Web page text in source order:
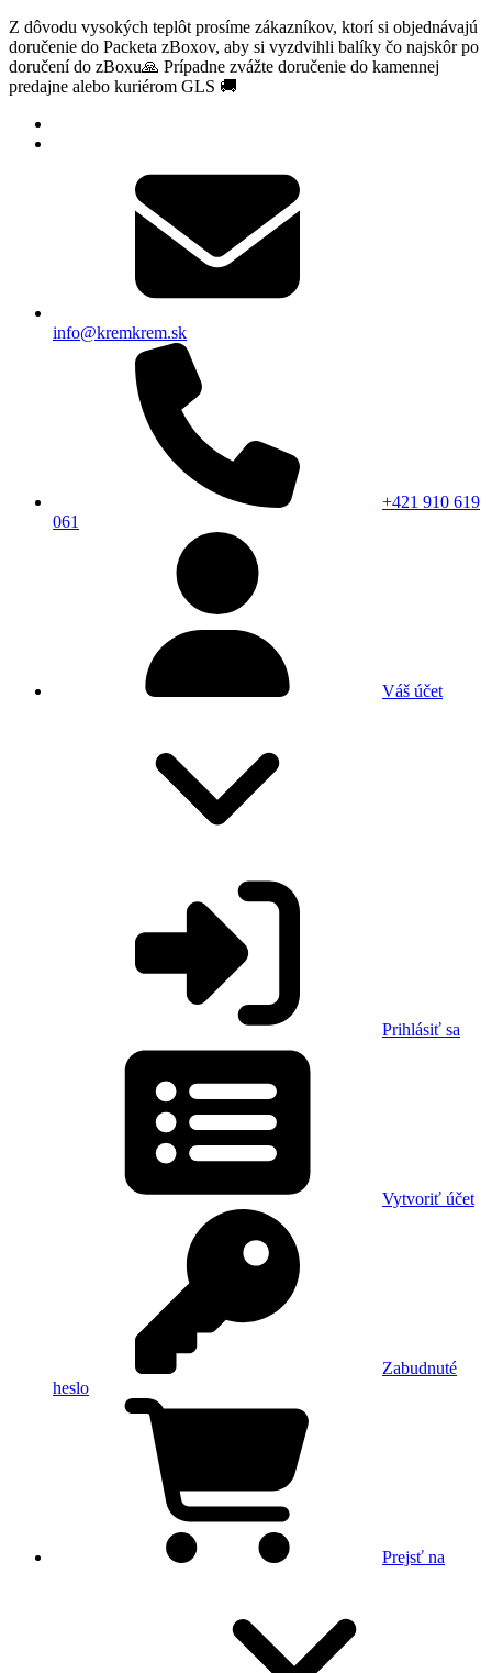
Z dôvodu vysokých teplôt prosíme zákazníkov, ktorí si objednávajú
doručenie do Packeta zBoxov, aby si vyzdvihli balíky čo najskôr po
doručení do zBoxu🙏 Prípadne zvážte doručenie do kamennej
predajne alebo kuriérom GLS 🚚
info@kremkrem.sk
+421 910 619
061
Váš účet
Prihlásiť sa
Vytvoriť účet
Zabudnuté
heslo
Prejsť na